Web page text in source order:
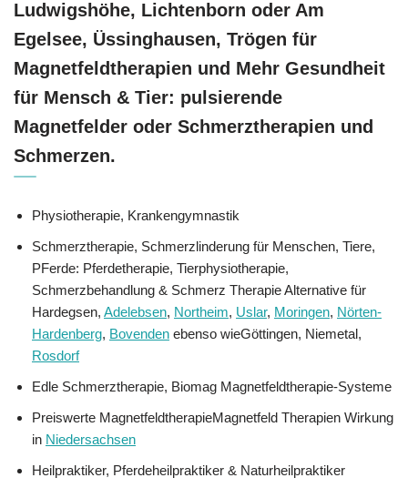
Ludwigshöhe, Lichtenborn oder Am
Egelsee, Üssinghausen, Trögen für
Magnetfeldtherapien und Mehr Gesundheit
für Mensch & Tier: pulsierende
Magnetfelder oder Schmerztherapien und
Schmerzen.
Physiotherapie, Krankengymnastik
Schmerztherapie, Schmerzlinderung für Menschen, Tiere,
PFerde: Pferdetherapie, Tierphysiotherapie,
Schmerzbehandlung & Schmerz Therapie Alternative für
Hardegsen, Adelebsen, Northeim, Uslar, Moringen, Nörten-
Hardenberg, Bovenden ebenso wieGöttingen, Niemetal,
Rosdorf
Edle Schmerztherapie, Biomag Magnetfeldtherapie-Systeme
Preiswerte MagnetfeldtherapieMagnetfeld Therapien Wirkung
in Niedersachsen
Heilpraktiker, Pferdeheilpraktiker & Naturheilpraktiker